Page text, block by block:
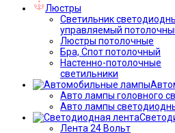
Люстры
Светильник
управляемый
Люстры потолочные
Бра, Спот потолочный
Настенно-потолочные
светильники
Авто лампы головного
Авто лампы
Лента 24 Вольт